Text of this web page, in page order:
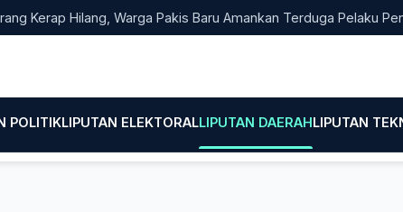
Hilang, Warga Pakis Baru Amankan Terduga Pelaku Pencurian
POLITIKLIPUTAN ELEKTORALLIPUTAN DAERAHLIPUTAN